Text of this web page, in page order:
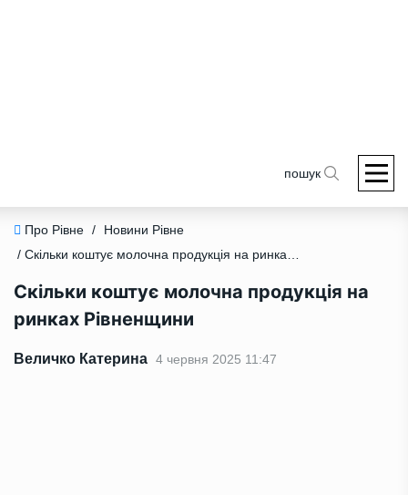
пошук
Про Рівне /
Новини Рівне
/ Скільки коштує молочна продукція на ринках Рівненщини
Скільки коштує молочна продукція на
ринках Рівненщини
Величко Катерина 4 червня 2025 11:47